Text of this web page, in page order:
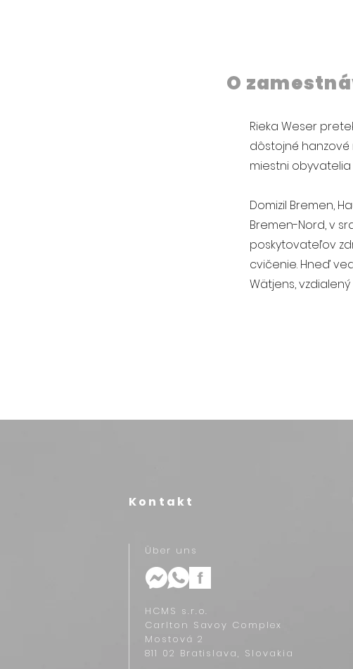
O
Rieka Weser
dôstojné
miestni
Domizil Bremen,
Bremen-Nord, v
poskytovateľov
cvičenie. Hneď
Wätjens,
Kontakt
Über uns
HCMS s.r.o.
Carlton Savoy Complex
Mostová 2
811 02 Bratislava, Slovakia